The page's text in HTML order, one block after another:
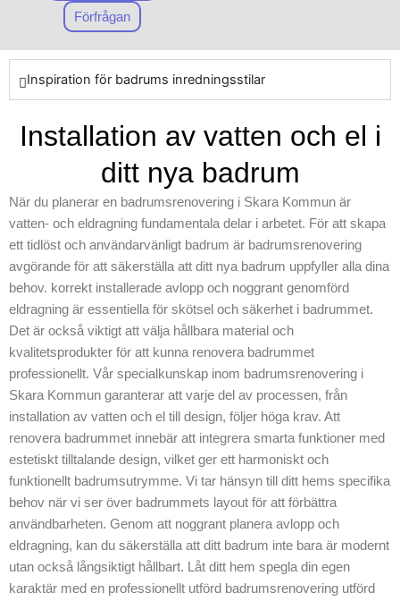
av våra projekt. Börja din
med Skepiab och upplev
badrumsrenovering.
arbetet inleds
fokuserar vi på att
använda
toppklassiga
resurser och
byggmetoder för
att skapa ett stilfullt
badrum. Vårt
företag är
medvetet om
betydelsen av ett
säkert
avloppssystem,
och vi ser till att
alla installationer
möter alla
nödvändiga krav.
Genom att
använda
avancerade
produkter kan vi
leverera ett resultat
som både är
funktionellt och
estetiskt tilltalande.
Vårt team är alltid
här för att guida dig
Förfrågan
Inspiration för badrums inredningsstilar
Installation av vatten och el i
ditt nya badrum
När du planerar en badrumsrenovering i Skara Kommun är
vatten- och eldragning fundamentala delar i arbetet. För att skapa
ett tidlöst och användarvänligt badrum är badrumsrenovering
avgörande för att säkerställa att ditt nya badrum uppfyller alla dina
behov. korrekt installerade avlopp och noggrant genomförd
eldragning är essentiella för skötsel och säkerhet i badrummet.
Det är också viktigt att välja hållbara material och
kvalitetsprodukter för att kunna renovera badrummet
professionellt. Vår specialkunskap inom badrumsrenovering i
Skara Kommun garanterar att varje del av processen, från
installation av vatten och el till design, följer höga krav. Att
renovera badrummet innebär att integrera smarta funktioner med
estetiskt tilltalande design, vilket ger ett harmoniskt och
funktionellt badrumsutrymme. Vi tar hänsyn till ditt hems specifika
behov när vi ser över badrummets layout för att förbättra
användbarheten. Genom att noggrant planera avlopp och
eldragning, kan du säkerställa att ditt badrum inte bara är modernt
utan också långsiktigt hållbart. Låt ditt hem spegla din egen
karaktär med en professionellt utförd badrumsrenovering utförd